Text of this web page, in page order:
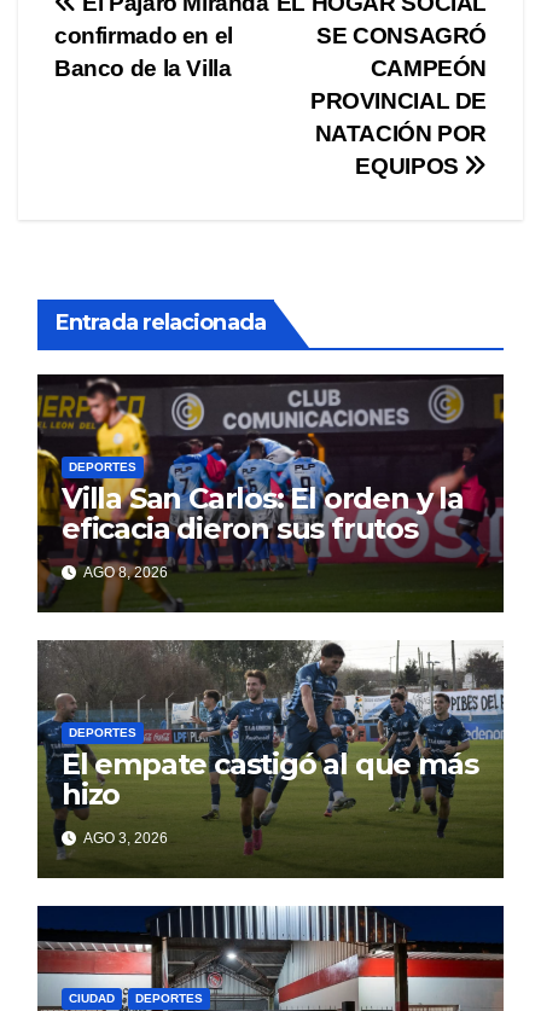
Navegación
de
SE CONSAGRÓ
CAMPEÓN
PROVINCIAL DE
NATACIÓN POR
EQUIPOS
confirmado en el
Banco de la Villa
Entrada relacionada
DEPORTES
Villa San Carlos: El orden y la
eficacia dieron sus frutos
AGO 8, 2026
DEPORTES
El empate castigó al que más
hizo
AGO 3, 2026
CIUDAD DEPORTES